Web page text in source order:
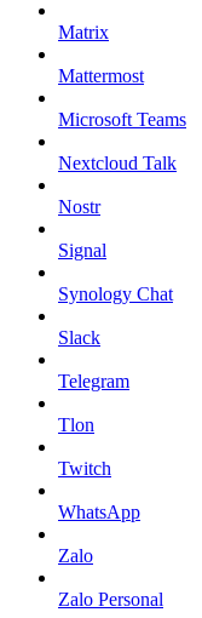
Matrix
Mattermost
Microsoft Teams
Nextcloud Talk
Nostr
Signal
Synology Chat
Slack
Telegram
Tlon
Twitch
WhatsApp
Zalo
Zalo Personal